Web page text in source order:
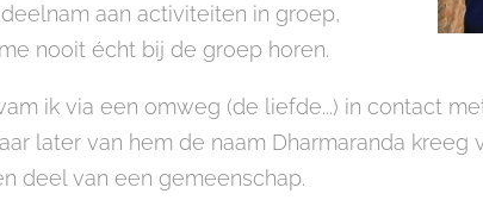
aan activiteiten in groep,
nooit écht bij de groep horen.
ik via een omweg (de liefde...) in contact
later van hem de naam Dharmaranda
deel van een gemeenschap.